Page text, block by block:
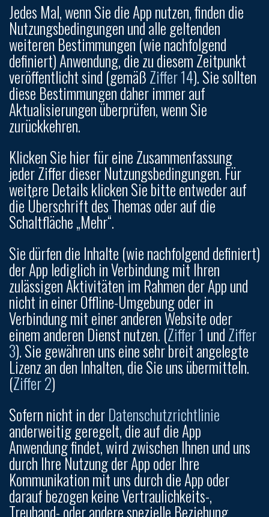
Jedes Mal, wenn Sie die App nutzen, finden die
Nutzungsbedingungen und alle geltenden
weiteren Bestimmungen (wie nachfolgend
definiert) Anwendung, die zu diesem Zeitpunkt
veröffentlicht sind (gemäßZiffer 14). Sie sollten
diese Bestimmungen daher immer auf
Aktualisierungen überprüfen, wenn Sie
zurückkehren.
Klicken Sie hier für eine Zusammenfassung
jeder Ziffer dieser Nutzungsbedingungen. Für
weitere Details klicken Sie bitte entweder auf
die Überschrift des Themas oder auf die
Schaltfläche „Mehr“.
Sie dürfen die Inhalte (wie nachfolgend definiert)
der App lediglich in Verbindung mit Ihren
zulässigen Aktivitäten im Rahmen der App und
nicht in einer Offline-Umgebung oder in
Verbindung mit einer anderen Website oder
einem anderen Dienst nutzen. (Ziffer 1 undZiffer
3). Sie gewähren uns eine sehr breit angelegte
Lizenz an den Inhalten, die Sie uns übermitteln.
(Ziffer 2)
Sofern nicht in derDatenschutzrichtlinie
anderweitig geregelt, die auf die App
Anwendung findet, wird zwischen Ihnen und uns
durch Ihre Nutzung der App oder Ihre
Kommunikation mit uns durch die App oder
darauf bezogen keine Vertraulichkeits-,
Treuhand- oder andere spezielle Beziehung